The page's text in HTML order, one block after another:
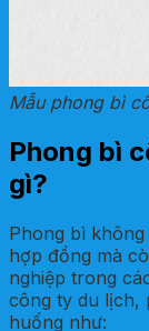
Mẫu phong bì
Phong bì
gì?
Phong bì
hợp đồng mà
nghiệp trong
công ty du lịch,
huống như: